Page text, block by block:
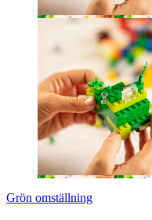
Grön omställning